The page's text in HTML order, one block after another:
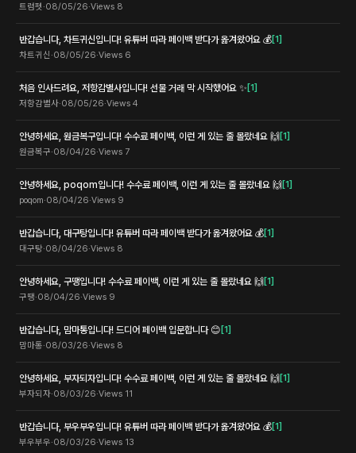
트럼펫 ·08/05/26·Views 8
반갑습니다, 차트귀신입니다! 유튜버 따라 페이백 받다가 옮겨왔어요 💰[1]
차트귀신 ·08/05/26·Views 6
처음 인사드려요, 저항감별사입니다! 선물 거래 막 시작했어요 ✨ [1]
저항감별사·08/05/26·Views 4
안녕하세요, 원금복구입니다! 수수료 페이백, 이런 게 있는 줄 몰랐네요 🙌 [1]
원금복구·08/04/26·Views 7
안녕하세요, poqom입니다! 수수료 페이백, 이런 게 있는 줄 몰랐네요 🙌 [1]
poqom·08/04/26·Views 9
반갑습니다, 대구탕입니다! 유튜버 따라 페이백 받다가 옮겨왔어요 💰[1]
대구탕·08/04/26·Views 8
안녕하세요, 구땡입니다! 수수료 페이백, 이런 게 있는 줄 몰랐네요 🙌 [1]
구땡·08/04/26·Views 9
반갑습니다, 맘마통입니다! 드디어 페이백 입문합니다 😊 [1]
맘마통·08/03/26·Views 8
안녕하세요, 부자되자입니다! 수수료 페이백, 이런 게 있는 줄 몰랐네요 🙌 [1]
부자되자·08/03/26·Views 11
반갑습니다, 부우부우입니다! 유튜버 따라 페이백 받다가 옮겨왔어요 💰[1]
부우부우·08/03/26·Views 13